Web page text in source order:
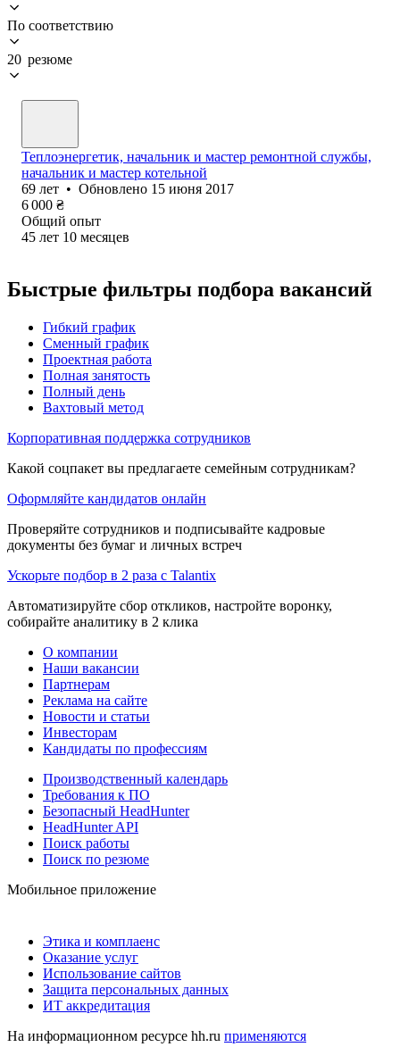
По соответствию
20 резюме
Теплоэнергетик, начальник и мастер ремонтной службы,
начальник и мастер котельной
69 лет • Обновлено 15 июня 2017
6 000 ₴
Общий опыт
45 лет 10 месяцев
Быстрые фильтры подбора вакансий
Гибкий график
Сменный график
Проектная работа
Полная занятость
Полный день
Вахтовый метод
Корпоративная поддержка сотрудников
Какой соцпакет вы предлагаете семейным сотрудникам?
Оформляйте кандидатов онлайн
Проверяйте сотрудников и подписывайте кадровые
документы без бумаг и личных встреч
Ускорьте подбор в 2 раза с Talantix
Автоматизируйте сбор откликов, настройте воронку,
собирайте аналитику в 2 клика
О компании
Наши вакансии
Партнерам
Реклама на сайте
Новости и статьи
Инвесторам
Кандидаты по профессиям
Производственный календарь
Требования к ПО
Безопасный HeadHunter
HeadHunter API
Поиск работы
Поиск по резюме
Мобильное приложение
Этика и комплаенс
Оказание услуг
Использование сайтов
Защита персональных данных
ИТ аккредитация
На информационном ресурсе hh.ru применяются